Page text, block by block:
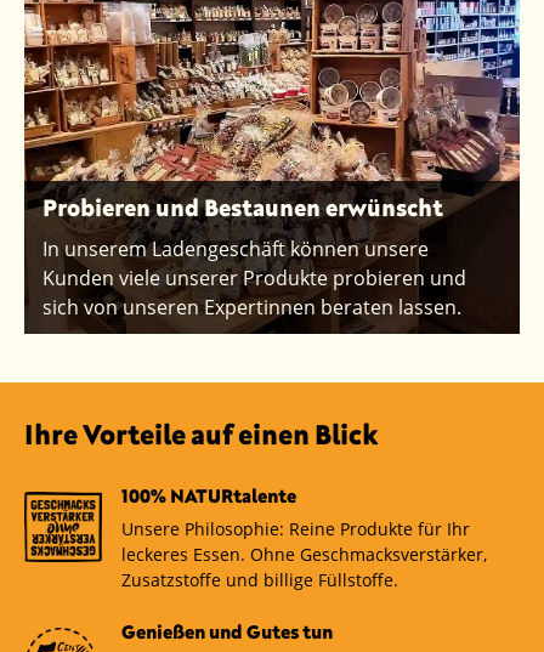
Probieren und Bestaunen erwünscht
In unserem Ladengeschäft können unsere
Kunden viele unserer Produkte probieren und
sich von unseren Expertinnen beraten lassen.
Ihre Vorteile auf einen Blick
100% NATURtalente
Unsere Philosophie: Reine Produkte für Ihr
leckeres Essen. Ohne Geschmacksverstärker,
Zusatzstoffe und billige Füllstoffe.
Genießen und Gutes tun